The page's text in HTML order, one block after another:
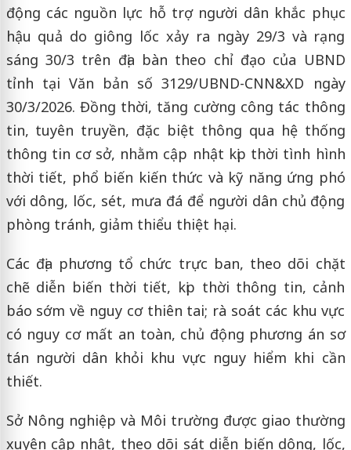
động các nguồn lực hỗ trợ người dân khắc phục
hậu quả do giông lốc xảy ra ngày 29/3 và rạng
sáng 30/3 trên địa bàn theo chỉ đạo của UBND
tỉnh tại Văn bản số 3129/UBND-CNN&XD ngày
30/3/2026. Đồng thời, tăng cường công tác thông
tin, tuyên truyền, đặc biệt thông qua hệ thống
thông tin cơ sở, nhằm cập nhật kịp thời tình hình
thời tiết, phổ biến kiến thức và kỹ năng ứng phó
với dông, lốc, sét, mưa đá để người dân chủ động
phòng tránh, giảm thiểu thiệt hại.
Các địa phương tổ chức trực ban, theo dõi chặt
chẽ diễn biến thời tiết, kịp thời thông tin, cảnh
báo sớm về nguy cơ thiên tai; rà soát các khu vực
có nguy cơ mất an toàn, chủ động phương án sơ
tán người dân khỏi khu vực nguy hiểm khi cần
thiết.
Sở Nông nghiệp và Môi trường được giao thường
xuyên cập nhật, theo dõi sát diễn biến dông, lốc,